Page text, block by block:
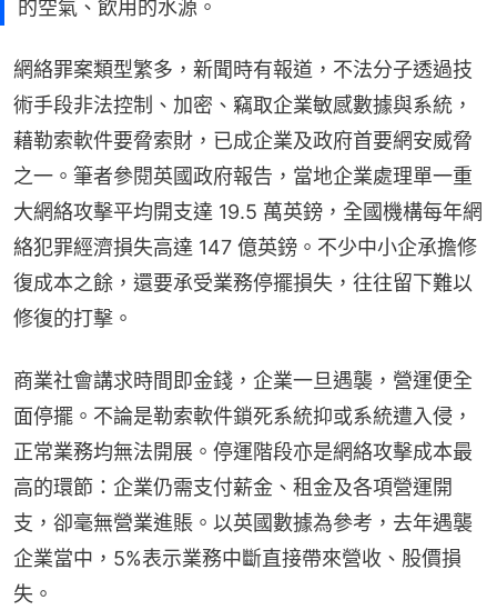
的空氣、飲用的水源。
網絡罪案類型繁多，新聞時有報道，不法分子透過技
術手段非法控制、加密、竊取企業敏感數據與系統，
藉勒索軟件要脅索財，已成企業及政府首要網安威脅
之一。筆者參閱英國政府報告，當地企業處理單一重
大網絡攻擊平均開支達 19.5 萬英鎊，全國機構每年網
絡犯罪經濟損失高達 147 億英鎊。不少中小企承擔修
復成本之餘，還要承受業務停擺損失，往往留下難以
修復的打擊。
商業社會講求時間即金錢，企業一旦遇襲，營運便全
面停擺。不論是勒索軟件鎖死系統抑或系統遭入侵，
正常業務均無法開展。停運階段亦是網絡攻擊成本最
高的環節：企業仍需支付薪金、租金及各項營運開
支，卻毫無營業進賬。以英國數據為參考，去年遇襲
企業當中，5%表示業務中斷直接帶來營收、股價損
失。